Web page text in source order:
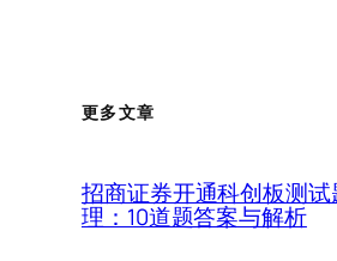
更多文章
招商证券开通科创板测
理：10道题答案与解析